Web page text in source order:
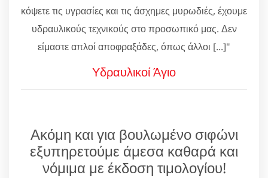
κόψετε τις υγρασίες και τις άσχημες μυρωδιές, έχουμε
υδραυλικούς τεχνικούς στο προσωπικό μας. Δεν
είμαστε απλοί αποφραξάδες, όπως άλλοι [...]"
Υδραυλικοί Άγιο
Ακόμη και για βουλωμένο σιφώνι
εξυπηρετούμε άμεσα καθαρά και
νόμιμα με έκδοση τιμολογίου!